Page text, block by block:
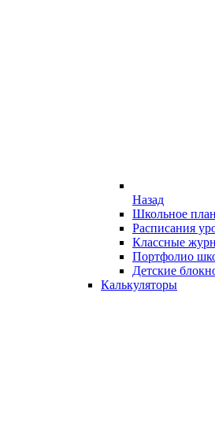
Назад
Школьное
Расписания
Классные
Портфолио
Детские
Калькуляторы